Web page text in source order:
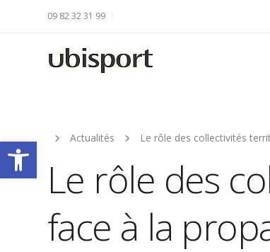
Ouvrir la barre d’outils
09 82 32 31 99
Actualités Le rôle des collectivités
Le rôle des
face à la